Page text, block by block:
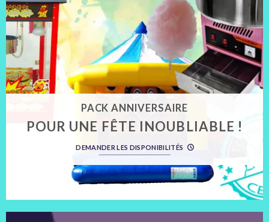
PACK ANNIVERSAIRE
POUR UNE FÊTE INOUBLIABLE !
DEMANDER LES DISPONIBILITÉS
MACHINE
ALIMENTAIRE
A PARTIR DE 249
EUROS